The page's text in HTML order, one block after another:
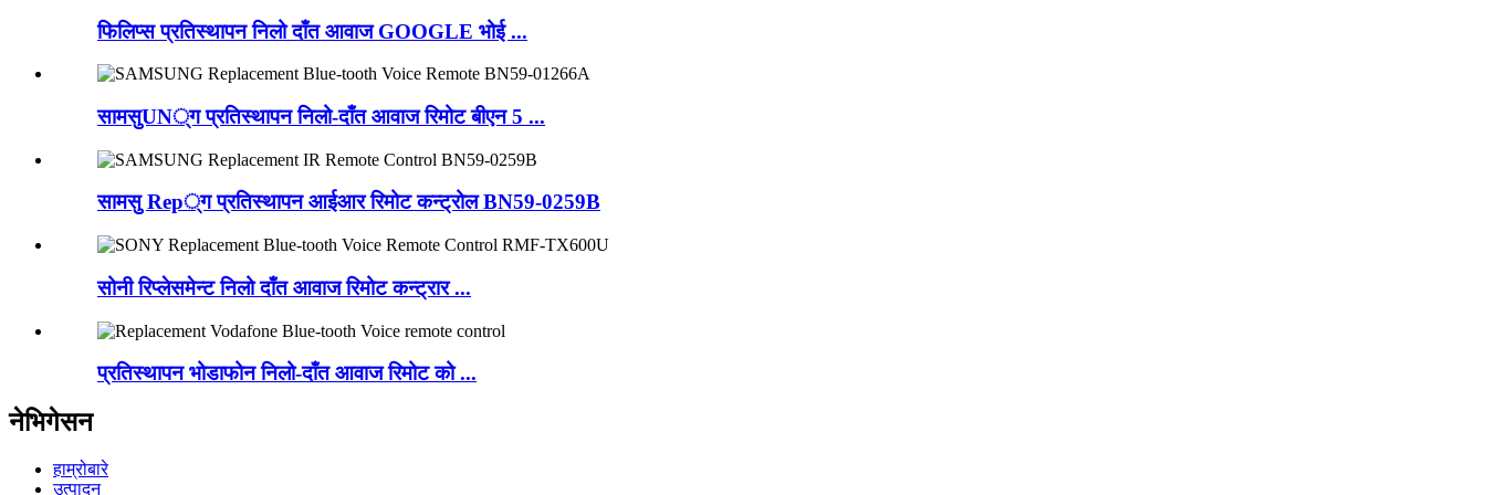
फिलिप्स प्रतिस्थापन निलो दाँत आवाज GOOGLE भोई ...
सामसुUN्ग प्रतिस्थापन निलो-दाँत आवाज रिमोट बीएन 5 ...
सामसु Rep्ग प्रतिस्थापन आईआर रिमोट कन्ट्रोल BN59-0259B
सोनी रिप्लेसमेन्ट निलो दाँत आवाज रिमोट कन्ट्रार ...
प्रतिस्थापन भोडाफोन निलो-दाँत आवाज रिमोट को ...
नेभिगेसन
हाम्रोबारे
उत्पादन